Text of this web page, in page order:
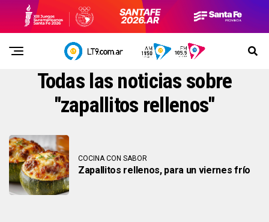
Todas las noticias sobre
"zapallitos rellenos"
COCINA CON SABOR
Zapallitos rellenos, para un viernes frío